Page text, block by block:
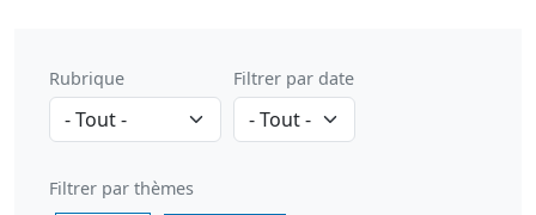
Rubrique Filtrer par date
Filtrer par thèmes